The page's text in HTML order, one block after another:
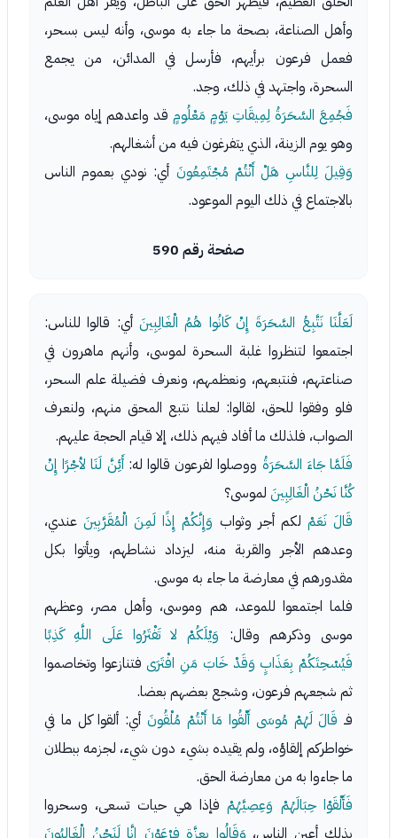
وأهل الصناعة، بصحة ما جاء به موسى، وأنه ليس بسحر،
فعمل فرعون برأيهم، فأرسل في المدائن، من يجمع
السحرة، واجتهد في ذلك، وجد.
فَجُمِعَ السَّحَرَةُ لِمِيقَاتِ يَوْمٍ مَعْلُومٍ قد واعدهم إياه موسى،
وهو يوم الزينة، الذي يتفرغون فيه من أشغالهم.
وَقِيلَ لِلنَّاسِ هَلْ أَنْتُمْ مُجْتَمِعُونَ أي: نودي بعموم الناس
بالاجتماع في ذلك اليوم الموعود.
صفحة رقم 590
لَعَلَّنَا نَتَّبِعُ السَّحَرَةَ إِنْ كَانُوا هُمُ الْغَالِبِينَ أي: قالوا للناس:
اجتمعوا لتنظروا غلبة السحرة لموسى، وأنهم ماهرون في
صناعتهم، فنتبعهم، ونعظمهم، ونعرف فضيلة علم السحر،
فلو وفقوا للحق، لقالوا: لعلنا نتبع المحق منهم، ولنعرف
الصواب، فلذلك ما أفاد فيهم ذلك، إلا قيام الحجة عليهم.
فَلَمَّا جَاءَ السَّحَرَةُ ووصلوا لفرعون قالوا له:أَئِنَّ لَنَا لأجْرًا إِنْ
كُنَّا نَحْنُ الْغَالِبِينَ لموسى؟
قَالَ نَعَمْ لكم أجر وثواب وَإِنَّكُمْ إِذًا لَمِنَ الْمُقَرَّبِينَعندي،
وعدهم الأجر والقربة منه، ليزداد نشاطهم، ويأتوا بكل
مقدورهم في معارضة ما جاء به موسى.
فلما اجتمعوا للموعد، هم وموسى، وأهل مصر، وعظهم
موسى وذكرهم وقال: وَيْلَكُمْ لا تَفْتَرُوا عَلَى اللَّهِ كَذِبًا
فَيُسْحِتَكُمْ بِعَذَابٍ وَقَدْ خَابَ مَنِ افْتَرَىفتنازعوا وتخاصموا
ثم شجعهم فرعون، وشجع بعضهم بعضا.
فـ قَالَ لَهُمْ مُوسَى أَلْقُوا مَا أَنْتُمْ مُلْقُونَ أي: ألقوا كل ما في
خواطركم إلقاؤه، ولم يقيده بشيء دون شيء، لجزمه ببطلان
ما جاءوا به من معارضة الحق.
فَأَلْقَوْا حِبَالَهُمْ وَعِصِيَّهُمْفإذا هي حيات تسعى، وسحروا
بذلك أعين الناس، وَقَالُوا بِعِزَّةِ فِرْعَوْنَ إِنَّا لَنَحْنُ الْغَالِبُونَ